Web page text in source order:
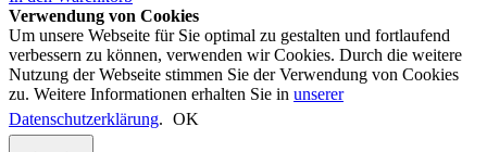
Verwendung von Cookies
Um unsere Webseite für Sie optimal zu gestalten und fortlaufend
verbessern zu können, verwenden wir Cookies. Durch die weitere
Nutzung der Webseite stimmen Sie der Verwendung von Cookies
zu. Weitere Informationen erhalten Sie in unserer
Datenschutzerklärung. OK